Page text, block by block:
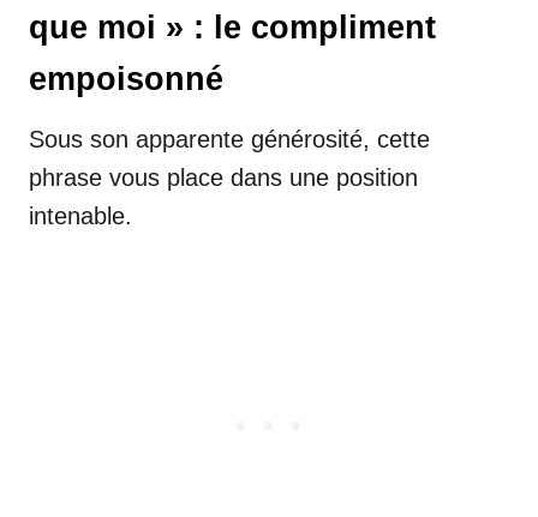
que moi » : le compliment
empoisonné
Sous son apparente générosité, cette
phrase vous place dans une position
intenable.